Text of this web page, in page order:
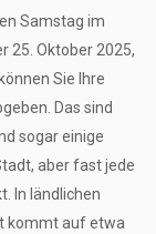
Samstag im
25. Oktober 2025,
Sie Ihre
Das sind
sogar einige
aber fast jede
In ländlichen
kommt auf etwa